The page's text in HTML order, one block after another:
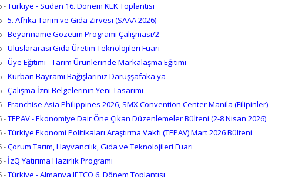
-Türkiye - Sudan 16. Dönem KEK Toplantısı
-5. Afrika Tarım ve Gıda Zirvesi (SAAA 2026)
-Beyanname Gözetim Programı Çalışması/2
-Uluslararası Gıda Üretim Teknolojileri Fuarı
-Üye Eğitimi - Tarım Ürünlerinde Markalaşma Eğitimi
-Kurban Bayramı Bağışlarınız Darüşşafaka'ya
-Çalışma İzni Belgelerinin Yeni Tasarımı
-Franchise Asia Philippines 2026, SMX Convention Center Manila (Filipinler)
-TEPAV - Ekonomiye Dair Öne Çıkan Düzenlemeler Bülteni (2-8 Nisan 2026)
-Türkiye Ekonomi Politikaları Araştırma Vakfı (TEPAV) Mart 2026 Bülteni
-Çorum Tarım, Hayvancılık, Gıda ve Teknolojileri Fuarı
- İzQ Yatırıma Hazırlık Programı
-Türkiye - Almanya JETCO 6. Dönem Toplantısı